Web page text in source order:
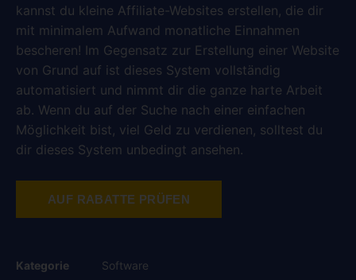
kannst du kleine Affiliate-Websites erstellen, die dir
mit minimalem Aufwand monatliche Einnahmen
bescheren! Im Gegensatz zur Erstellung einer Website
von Grund auf ist dieses System vollständig
automatisiert und nimmt dir die ganze harte Arbeit
ab. Wenn du auf der Suche nach einer einfachen
Möglichkeit bist, viel Geld zu verdienen, solltest du
dir dieses System unbedingt ansehen.
AUF RABATTE PRÜFEN
Kategorie
Software